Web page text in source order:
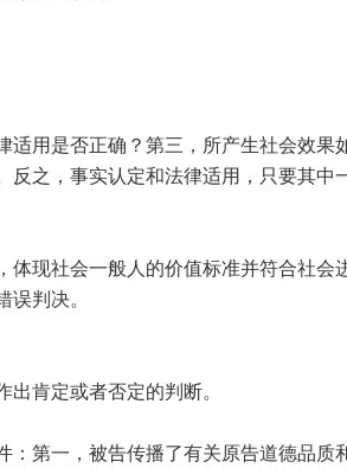
用是否正确？第三，所产生社会效果
之，事实认定和法律适用，只要其中
现社会一般人的价值标准并符合社会
判决。
肯定或者否定的判断。
第一，被告传播了有关原告道德品质